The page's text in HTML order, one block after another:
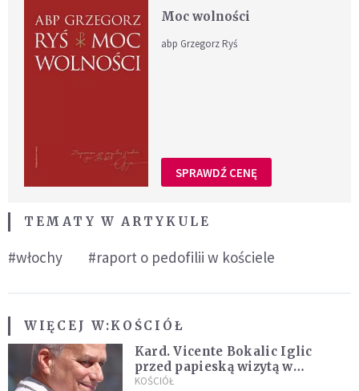
Moc wolności
abp Grzegorz Ryś
SPRAWDŹ CENĘ
TEMATY W ARTYKULE
#włochy #raport o pedofilii w kościele
WIĘCEJ W:KOŚCIÓŁ
Kard. Vicente Bokalic Iglic
przed papieską wizytą w
Argentynie: Nasz pokorny lud
KOŚCIÓŁ